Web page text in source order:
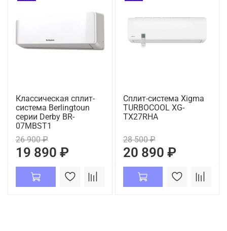
Классическая сплит-
система Berlingtoun
серии Derby BR-
07MBST1
26 900 ₽
19 890 ₽
Сплит-система Xigma
TURBOCOOL XG-
TX27RHA
28 500 ₽
20 890 ₽